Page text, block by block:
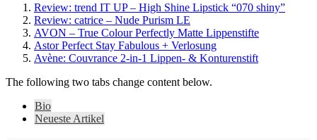
Review: trend IT UP – High Shine Lipstick “070 shiny”
Review: catrice – Nude Purism LE
AVON – True Colour Perfectly Matte Lippenstifte
Astor Perfect Stay Fabulous + Verlosung
Avène: Couvrance 2-in-1 Lippen- & Konturenstift
The following two tabs change content below.
Bio
Neueste Artikel